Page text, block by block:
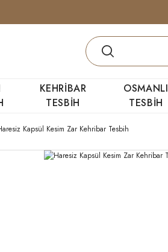
KEHRİBAR
TESBİH
OSMANLI
TESBİH
Kapsül Kesim Zar Kehribar Tesbih